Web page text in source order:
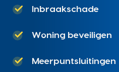
Inbraakschade
Woning beveiligen
Meerpuntsluitingen